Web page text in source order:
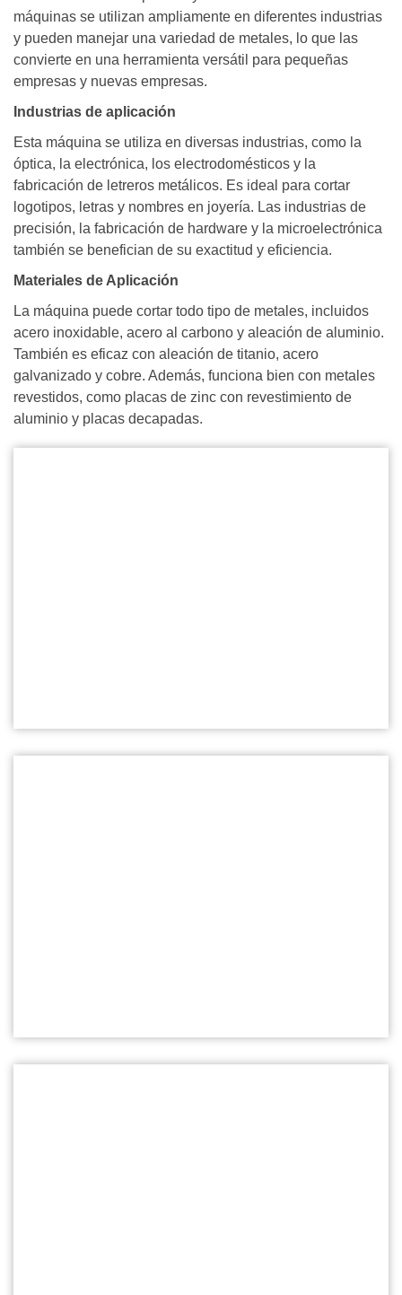
máquinas se utilizan ampliamente en diferentes industrias
y pueden manejar una variedad de metales, lo que las
convierte en una herramienta versátil para pequeñas
empresas y nuevas empresas.
Industrias de aplicación
Esta máquina se utiliza en diversas industrias, como la
óptica, la electrónica, los electrodomésticos y la
fabricación de letreros metálicos. Es ideal para cortar
logotipos, letras y nombres en joyería. Las industrias de
precisión, la fabricación de hardware y la microelectrónica
también se benefician de su exactitud y eficiencia.
Materiales de Aplicación
La máquina puede cortar todo tipo de metales, incluidos
acero inoxidable, acero al carbono y aleación de aluminio.
También es eficaz con aleación de titanio, acero
galvanizado y cobre. Además, funciona bien con metales
revestidos, como placas de zinc con revestimiento de
aluminio y placas decapadas.